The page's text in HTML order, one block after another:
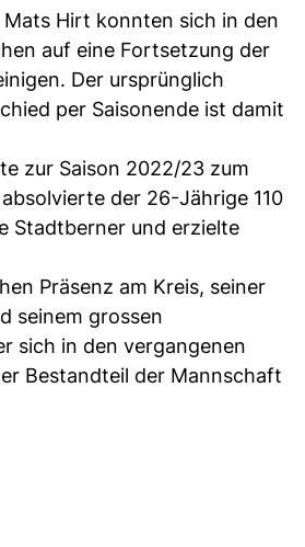
Mats Hirt konnten sich in den
auf eine Fortsetzung der
Der ursprünglich
per Saisonende ist damit
zur Saison 2022/23 zum
der 26-Jährige 110
Stadtberner und erzielte
Präsenz am Kreis, seiner
seinem grossen
sich in den vergangenen
Bestandteil der Mannschaft